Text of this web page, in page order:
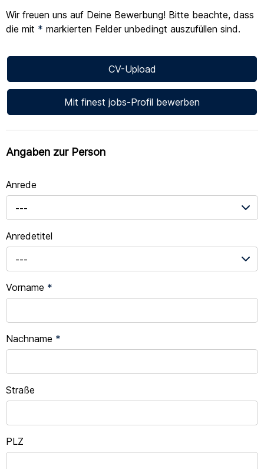
Wir freuen uns auf Deine Bewerbung! Bitte beachte, dass
die mit * markierten Felder unbedingt auszufüllen sind.
CV-Upload
Mit finest jobs-Profil bewerben
Angaben zur Person
Anrede
---
Anredetitel
---
Vorname *
Nachname *
Straße
PLZ